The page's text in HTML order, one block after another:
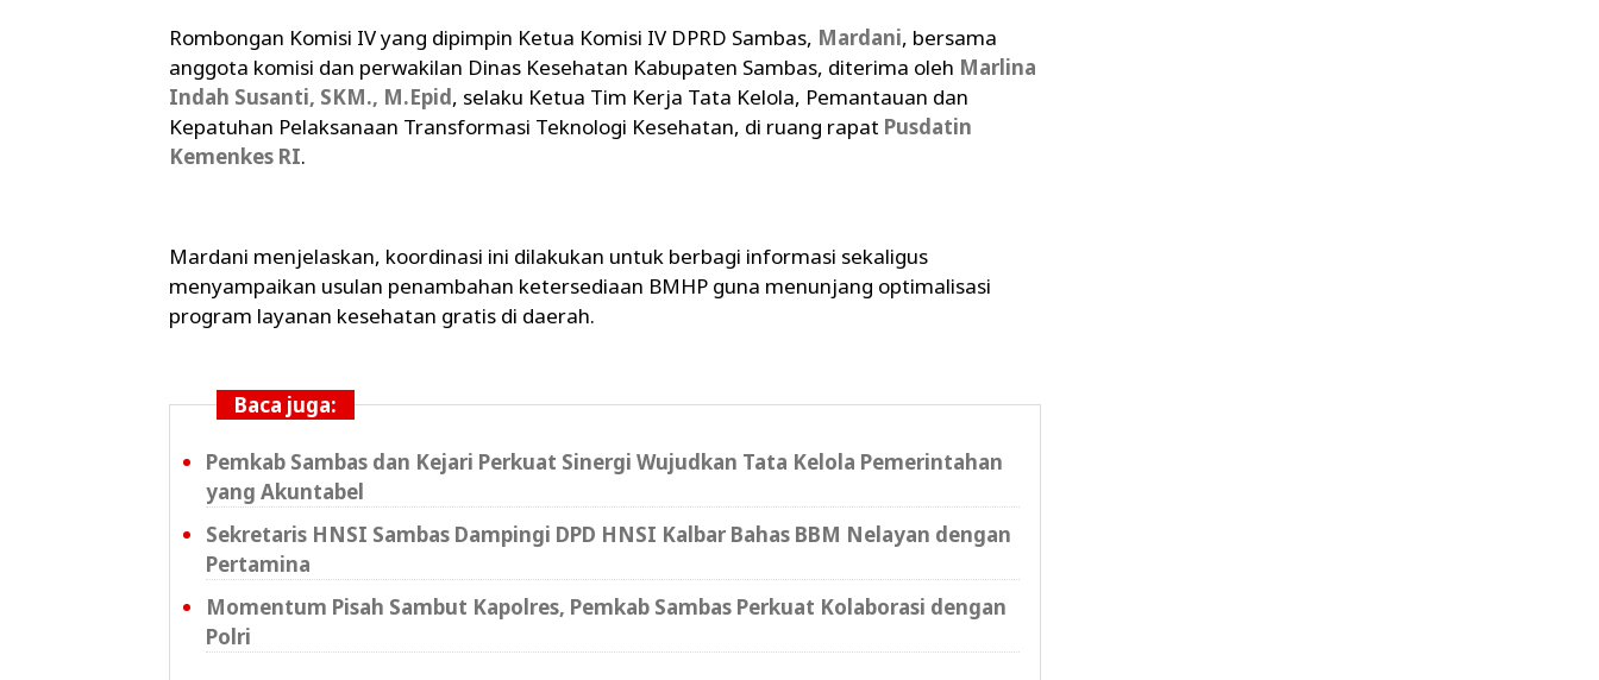
Rombongan Komisi IV yang dipimpin Ketua Komisi IV DPRD Sambas, Mardani, bersama
anggota komisi dan perwakilan Dinas Kesehatan Kabupaten Sambas, diterima oleh Marlina
Indah Susanti, SKM., M.Epid, selaku Ketua Tim Kerja Tata Kelola, Pemantauan dan
Kepatuhan Pelaksanaan Transformasi Teknologi Kesehatan, di ruang rapat Pusdatin
Kemenkes RI.
Mardani menjelaskan, koordinasi ini dilakukan untuk berbagi informasi sekaligus
menyampaikan usulan penambahan ketersediaan BMHP guna menunjang optimalisasi
program layanan kesehatan gratis di daerah.
Baca juga:
Pemkab Sambas dan Kejari Perkuat Sinergi Wujudkan Tata Kelola Pemerintahan
yang Akuntabel
Sekretaris HNSI Sambas Dampingi DPD HNSI Kalbar Bahas BBM Nelayan dengan
Pertamina
Momentum Pisah Sambut Kapolres, Pemkab Sambas Perkuat Kolaborasi dengan
Polri